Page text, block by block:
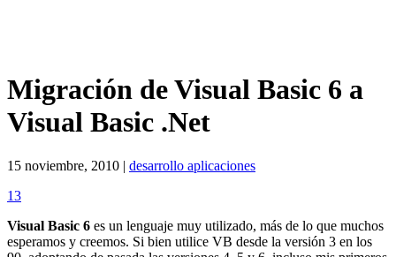
Migración de Visual Basic 6 a
Visual Basic .Net
15 noviembre, 2010 | desarrollo aplicaciones
13
Visual Basic 6 es un lenguaje muy utilizado, más de lo que muchos
esperamos y creemos. Si bien utilice VB desde la versión 3 en los